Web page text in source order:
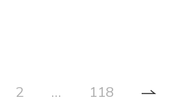
2 … 118